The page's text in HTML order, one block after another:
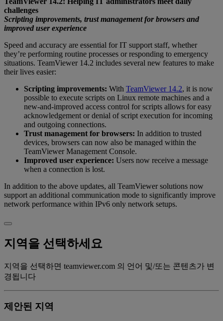
challenges
Scripting improvements, trust management for browsers and
improved user experience
Speed and accuracy are essential for IT support staff, whether
they’re performing routine processes or responding to emergency
situations. TeamViewer 14.2 includes several new features to make
their lives easier:
Scripting improvements: With TeamViewer 14.2, it is now
possible to execute scripts on Linux remote machines and a
new-and-improved access control for scripts allows for easy
acknowledgement or denial of script execution for incoming
and outgoing connections.
Trust management for browsers: In addition to trusted
devices, browsers can now also be managed within the
TeamViewer Management Console.
Improved user experience: Users now receive a message
when a connection is lost.
In addition to the above updates, all TeamViewer solutions now
support an additional communication mode to significantly improve
network performance within IPv6 only network setups.
지역을 선택하세요
지역을 선택하면 teamviewer.com 의 언어 및/또는 콘텐츠가 변
경됩니다
제안된 지역